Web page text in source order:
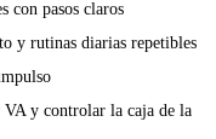
con pasos claros
y rutinas diarias repetibles
VA y controlar la caja de la